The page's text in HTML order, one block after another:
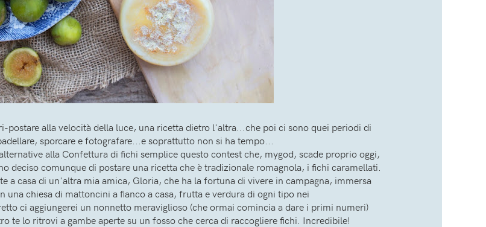
alla velocità della luce, una ricetta dietro l'altra...che poi ci sono quei periodi di
sporcare e fotografare...e soprattutto non si ha tempo...
alla Confettura di fichi semplice questo contest che, mygod, scade proprio oggi,
deciso comunque di postare una ricetta che è tradizionale romagnola, i fichi caramellati.
a casa di un'altra mia amica, Gloria, che ha la fortuna di vivere in campagna, immersa
chiesa di mattoncini a fianco a casa, frutta e verdura di ogni tipo nei
ci aggiungerei un nonnetto meraviglioso (che ormai comincia a dare i primi numeri)
te lo ritrovi a gambe aperte su un fosso che cerca di raccogliere fichi. Incredibile!